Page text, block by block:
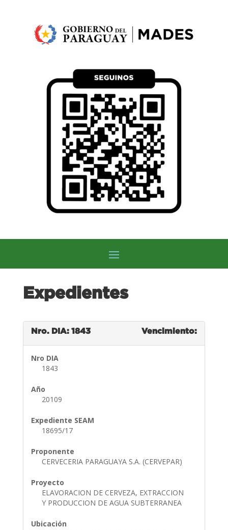
Expedientes
Nro. DIA: 1843 Vencimiento:
Nro DIA
1843
Año
20109
Expediente SEAM
18695/17
Proponente
CERVECERIA PARAGUAYA S.A. (CERVEPAR)
Proyecto
ELAVORACION DE CERVEZA, EXTRACCION
Y PRODUCCION DE AGUA SUBTERRANEA
Ubicación